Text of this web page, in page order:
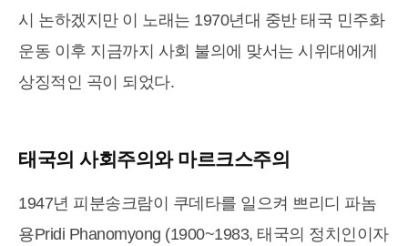
시 논하겠지만 이 노래는 1970년대 중반 태국 민주화
운동 이후 지금까지 사회 불의에 맞서는 시위대에게
상징적인 곡이 되었다.
태국의 사회주의와 마르크스주의
1947년 피분송크람이 쿠데타를 일으켜 쁘리디 파놈
용Pridi Phanomyong (1900~1983, 태국의 정치인이자